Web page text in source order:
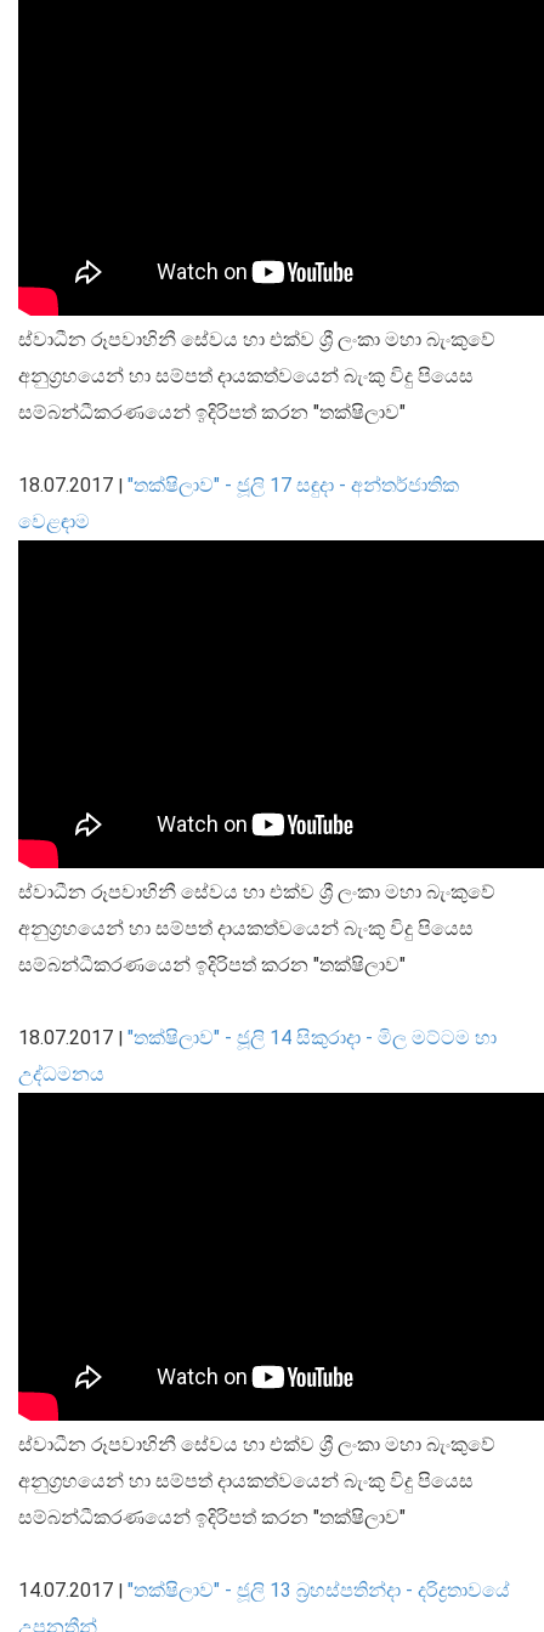
එක්ස්ටර් වාර්තාව
මූල්‍ය පද්ධති ස්ථායිතාව
මූල්‍ය පද්ධති ස්ථායිතාව - සමස්ත විග්‍රහය
ප්‍රධාන කාර්යයන්
බැංකු අංශය
බැංකු නො වන මූල්‍ය හා කල්බදු අංශය
ක්ෂුද්‍රමූල්‍ය අංශය
බලපත්‍රලාභී මුදල් තැරැව්කරුවන්
මූල්‍ය වෙළෙඳපොළ-සමස්ත විග්‍රහය
අන්තර් බැංකු ඒක්ෂණ මුදල් වෙ‍ෙළඳපොළ
දේශීය විදේශ විනිමය වෙළෙඳපොළ
විදේශ විනිමය පිළිබඳ ගෝලීය ප්‍රශස්ත භාවිත සංග්‍රහය හා
අනුගත වීම
සාංගමික ණය සුරැකුම්පත් වෙළෙඳපොළ
ස්වාධීන රූපවාහිනී සේවය හා එක්ව ශ්‍රී ලංකා මහා බැංකුවේ
අනුග්‍රහයෙන් හා සම්පත් දායකත්වයෙන් බැංකු විදු පියෙස
සම්බන්ධීකරණයෙන් ඉදිරිපත් කරන "තක්ෂිලාව"
18.07.2017 | "තක්ෂිලාව" - ජූලි 17 සඳුදා - අන්තර්ජාතික
වෙළඳාම
ස්වාධීන රූපවාහිනී සේවය හා එක්ව ශ්‍රී ලංකා මහා බැංකුවේ
අනුග්‍රහයෙන් හා සම්පත් දායකත්වයෙන් බැංකු විදු පියෙස
සම්බන්ධීකරණයෙන් ඉදිරිපත් කරන "තක්ෂිලාව"
18.07.2017 | "තක්ෂිලාව" - ජූලි 14 සිකුරාදා - මිල මට්ටම හා
උද්ධමනය
ස්වාධීන රූපවාහිනී සේවය හා එක්ව ශ්‍රී ලංකා මහා බැංකුවේ
අනුග්‍රහයෙන් හා සම්පත් දායකත්වයෙන් බැංකු විදු පියෙස
සම්බන්ධීකරණයෙන් ඉදිරිපත් කරන "තක්ෂිලාව"
14.07.2017 | "තක්ෂිලාව" - ජූලි 13 බ්‍රහස්පතින්දා - දරිද්‍රතාවයේ
උපනතීන්